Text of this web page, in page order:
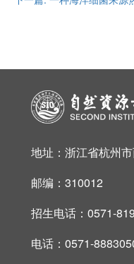
地址：浙江省杭州
邮编：310012
招生电话：0571-
电话：0571-